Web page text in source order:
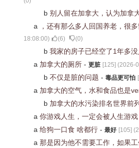
b 别人留在加拿大，认为加拿
a ，还有那么多人回国养老，很
18:08:00) (6) (0)
b 我家的房子已经空了1年多
a 加拿大的厕所 - 更脏 [125] (2026-
b 不仅是脏的问题 - 毒品更可怕 [
a 加拿大的空气，水和食品也是
b 加拿大的水污染排名世界前
a 你游戏人生，一定会被人生游戏
a 给狗一口食 啥都行 - 最好 [105] (
a 那是因为他不需要工作，如果